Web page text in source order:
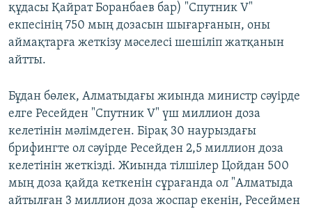
құдасы Қайрат Боранбаев бар) "Спутник V"
екпесінің 750 мың дозасын шығарғанын, оны
аймақтарға жеткізу мәселесі шешіліп жатқанын
айтты.
Бұдан бөлек, Алматыдағы жиында министр сәуірде
елге Ресейден "Спутник V" үш миллион доза
келетінін мәлімдеген. Бірақ 30 наурыздағы
брифингте ол сәуірде Ресейден 2,5 миллион доза
келетінін жеткізді. Жиында тілшілер Цойдан 500
мың доза қайда кеткенін сұрағанда ол "Алматыда
айтылған 3 миллион доза жоспар екенін, Ресеймен